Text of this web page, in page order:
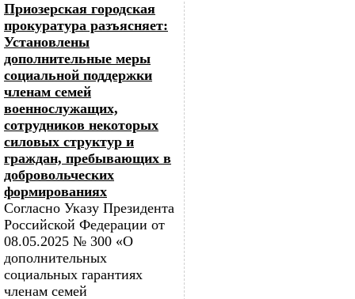
Приозерская городская
прокуратура разъясняет:
Установлены
дополнительные меры
социальной поддержки
членам семей
военнослужащих,
сотрудников некоторых
силовых структур и
граждан, пребывающих в
добровольческих
формированиях
Согласно Указу Президента
Российской Федерации от
08.05.2025 № 300 «О
дополнительных
социальных гарантиях
членам семей